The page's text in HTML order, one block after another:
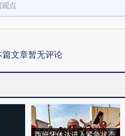
点
篇文章暂无评论